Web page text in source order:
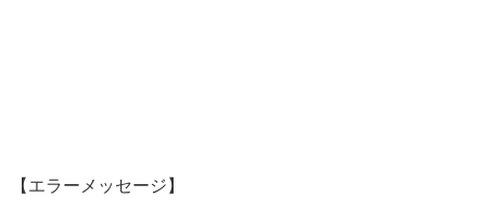
【エラーメッセージ】